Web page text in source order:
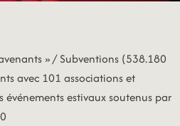
» / Subventions (538.180
avec 101 associations et
événements estivaux soutenus par